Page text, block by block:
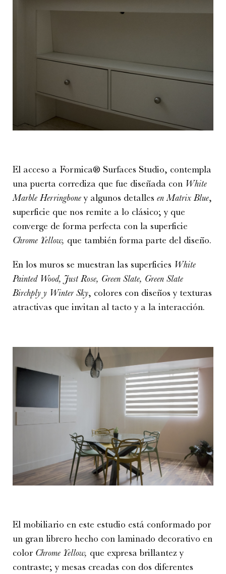
El acceso a Formica® Surfaces Studio, contempla
una puerta corrediza que fue diseñada con White
Marble Herringboney algunos detalles en Matrix Blue,
superficie que nos remite a lo clásico; y que
converge de forma perfecta con la superficie
Chrome Yellow, que también forma parte del diseño.
En los muros se muestran las superficies White
Painted Wood, Just Rose, Green Slate, Green Slate
Birchply y Winter Sky, colores con diseños y texturas
atractivas que invitan al tacto y a la interacción.
El mobiliario en este estudio está conformado por
un gran librero hecho con laminado decorativo en
color Chrome Yellow, que expresa brillantez y
contraste; y mesas creadas con dos diferentes